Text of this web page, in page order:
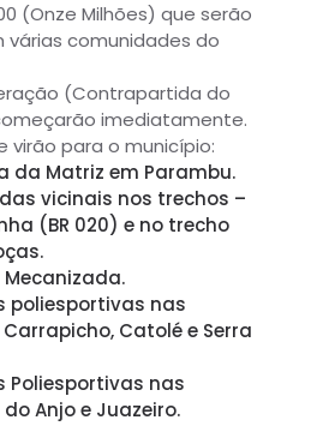
(Onze Milhões) que serão
comunidades do
(Contrapartida do
imediatamente.
virão para o município:
da Matriz em Parambu.
vicinais nos trechos –
(BR 020) e no trecho
poliesportivas nas
Catolé e Serra
Poliesportivas nas
Anjo e Juazeiro.